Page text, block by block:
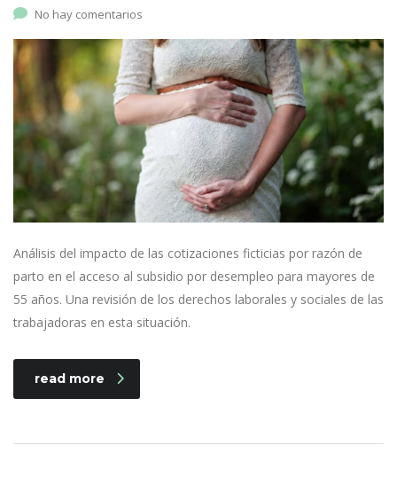
No hay comentarios
Análisis del impacto de las cotizaciones ficticias por razón de
parto en el acceso al subsidio por desempleo para mayores de
55 años. Una revisión de los derechos laborales y sociales de las
trabajadoras en esta situación.
read more